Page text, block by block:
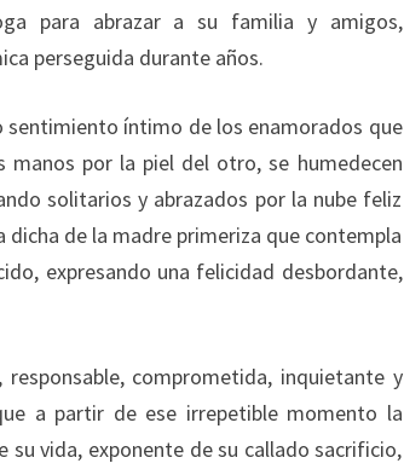
para abrazar a su familia y amigos,
perseguida durante años.
sentimiento íntimo de los enamorados que
manos por la piel del otro, se humedecen
solitarios y abrazados por la nube feliz
dicha de la madre primeriza que contempla
expresando una felicidad desbordante,
comprometida, inquietante y
a partir de ese irrepetible momento la
vida, exponente de su callado sacrificio,